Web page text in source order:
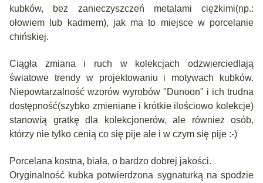
kubków, bez zanieczyszczeń metalami ciężkimi(np.:
ołowiem lub kadmem), jak ma to miejsce w porcelanie
chińskiej.
Ciągła zmiana i ruch w kolekcjach odzwierciedlają
światowe trendy w projektowaniu i motywach kubków.
Niepowtarzalność wzorów wyrobów "Dunoon" i ich trudna
dostępność(szybko zmieniane i krótkie ilościowo kolekcje)
stanowią gratkę dla kolekcjonerów, ale również osób,
którzy nie tylko cenią co się pije ale i w czym się pije :-)
Porcelana kostna, biała, o bardzo dobrej jakości.
Oryginalność kubka potwierdzona sygnaturką na spodzie